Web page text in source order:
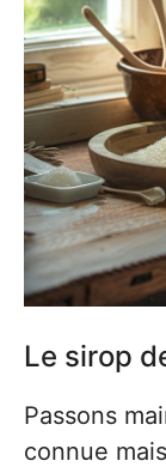
Le sirop
Passons
connue